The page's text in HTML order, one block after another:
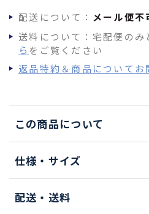
配送について： メール便不
送料について：宅配便のみ
ら をご覧ください
返品特約＆商品についてお
この商品について
仕様・サイズ
配送・送料